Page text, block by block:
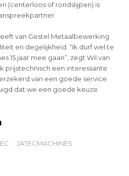
(centerloos of rondslijpen) is
van Gestel Metaalbewerking
en degelijkheid. “Ik durf wel te
15 jaar mee gaan”, zegt Wil van
prijstechnisch een interessante
van een goede service.
dat we een goede keuze
JATECMACHINES